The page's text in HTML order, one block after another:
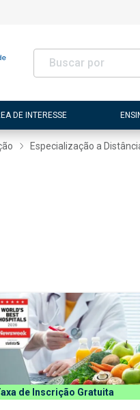
DE INTERESSE
Especialização a
de Inscrição Gratuita